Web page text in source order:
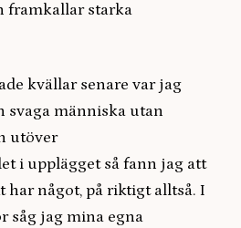
framkallar starka
kvällar senare var jag
svaga människa utan
utöver
i upplägget så fann jag att
har något, på riktigt alltså. I
såg jag mina egna